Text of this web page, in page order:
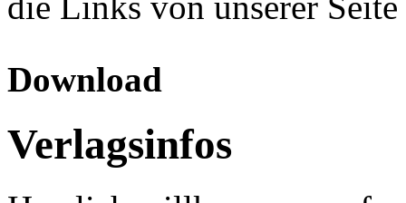
Download
Verlagsinfos